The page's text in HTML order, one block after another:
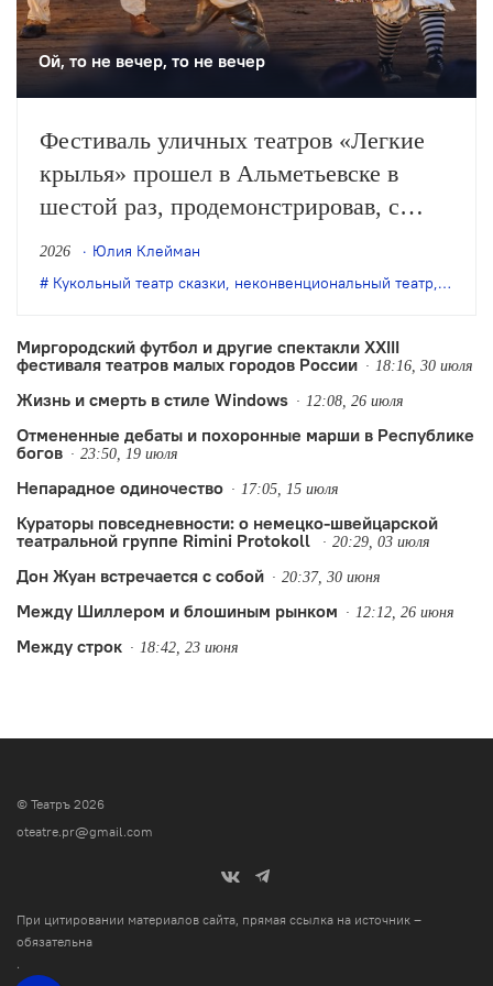
Ой, то не вечер, то не вечер
Фестиваль уличных театров «Легкие
крылья» прошел в Альметьевске в
шестой раз, продемонстрировав, с
одной стороны, особое качество
выращенной фестивалем аудитории, с
тренды.
2026
Юлия Клейман
Кукольный театр сказки неконвенциональный театр театр
Миргородский футбол и другие спектакли XXIII
фестиваля театров малых городов России
18:16, 30 июля
Жизнь и смерть в стиле Windows 12:08, 26 июля
Отмененные дебаты и похоронные марши в Республике
богов
23:50, 19 июля
Непарадное одиночество 17:05, 15 июля
Кураторы повседневности: о немецко-швейцарской
театральной группе Rimini Protokoll
20:29, 03 июля
Дон Жуан встречается с собой 20:37, 30 июня
Между Шиллером и блошиным рынком 12:12, 26 июня
Между строк 18:42, 23 июня
© Театръ 2026
oteatre.pr@gmail.com
При цитировании материалов сайта, прямая ссылка на источник –
обязательна
.